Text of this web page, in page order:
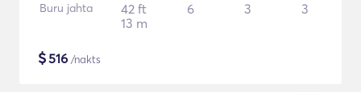
Buru jahta
42 ft
13 m
6 3 3
$516 /nakts